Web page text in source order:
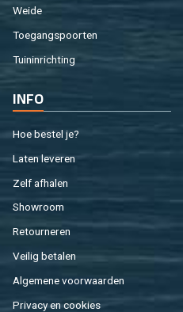
Weide
Toe­gangs­poor­ten
Tuin­in­rich­ting
INFO
Hoe be­stel je?
Laten le­ve­ren
Zelf af­ha­len
Show­room
Re­tour­ne­ren
Vei­lig be­ta­len
Al­ge­me­ne voor­waar­den
Pri­va­cy en coo­kies